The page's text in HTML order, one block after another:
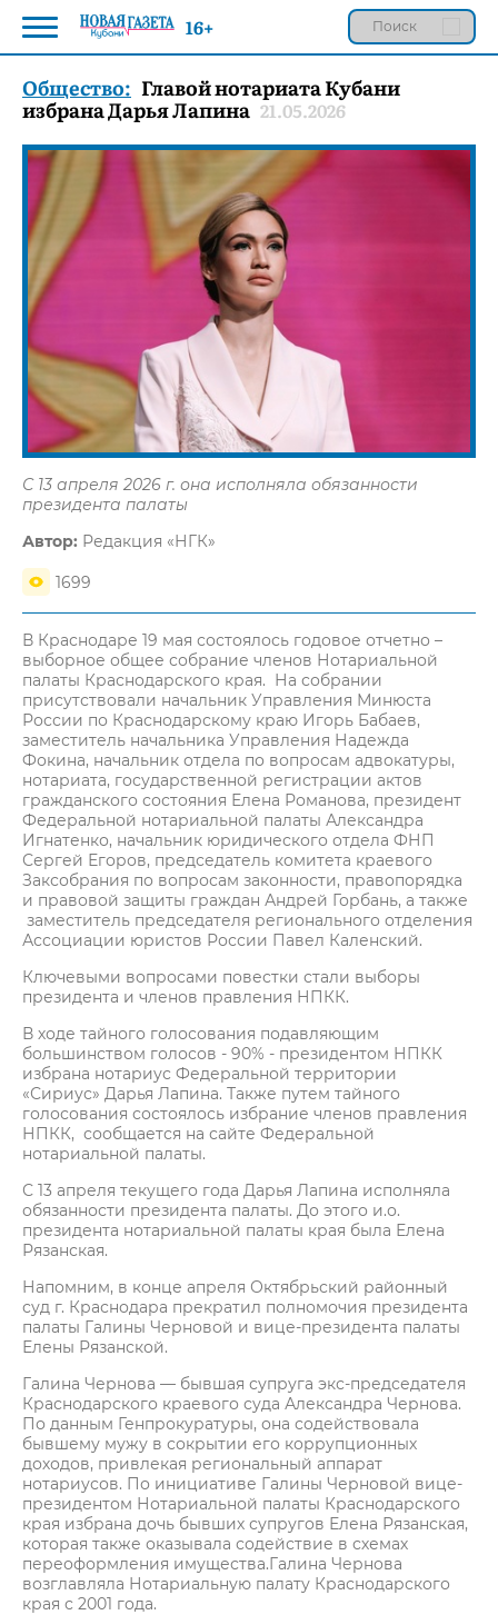
Общество: Главой нотариата Кубани
избрана Дарья Лапина 21.05.2026
С 13 апреля 2026 г. она исполняла обязанности
президента палаты
Автор: Редакция «НГК»
1699
В Краснодаре 19 мая состоялось годовое отчетно –
выборное общее собрание членов Нотариальной
палаты Краснодарского края. На собрании
присутствовали начальник Управления Минюста
России по Краснодарскому краю Игорь Бабаев,
заместитель начальника Управления Надежда
Фокина, начальник отдела по вопросам адвокатуры,
нотариата, государственной регистрации актов
гражданского состояния Елена Романова, президент
Федеральной нотариальной палаты Александра
Игнатенко, начальник юридического отдела ФНП
Сергей Егоров, председатель комитета краевого
Заксобрания по вопросам законности, правопорядка
и правовой защиты граждан Андрей Горбань, а также
заместитель председателя регионального отделения
Ассоциации юристов России Павел Каленский.
Ключевыми вопросами повестки стали выборы
президента и членов правления НПКК.
В ходе тайного голосования подавляющим
большинством голосов - 90% - президентом НПКК
избрана нотариус Федеральной территории
«Сириус» Дарья Лапина. Также путем тайного
голосования состоялось избрание членов правления
НПКК, сообщается на сайте Федеральной
нотариальной палаты.
С 13 апреля текущего года Дарья Лапина исполняла
обязанности президента палаты. До этого и.о.
президента нотариальной палаты края была Елена
Рязанская.
Напомним, в конце апреля Октябрьский районный
суд г. Краснодара прекратил полномочия президента
палаты Галины Черновой и вице-президента палаты
Елены Рязанской.
Галина Чернова — бывшая супруга экс-председателя
Краснодарского краевого суда Александра Чернова.
По данным Генпрокуратуры, она содействовала
бывшему мужу в сокрытии его коррупционных
доходов, привлекая региональный аппарат
нотариусов. По инициативе Галины Черновой вице-
президентом Нотариальной палаты Краснодарского
края избрана дочь бывших супругов Елена Рязанская,
которая также оказывала содействие в схемах
переоформления имущества.Галина Чернова
возглавляла Нотариальную палату Краснодарского
края с 2001 года.
16+